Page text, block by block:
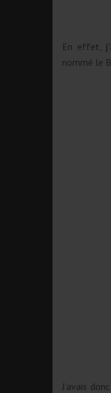
En effet,
nommé le
J’avais